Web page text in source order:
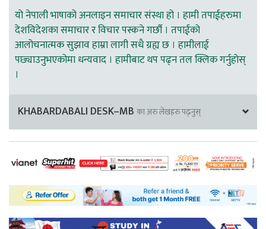
यो नेपाली भाषाको अनलाइन समाचार संस्था हो । हामी तपाईहरुमा
देशविदेशका समाचार र विचार पस्कने गर्छौ । तपाईको
आलोचनात्मक सुझाव हाम्रा लागी सधै ग्रह्य छ । हामीलाई
पछ्याउनुभएकोमा धन्यवाद । हामीबाट थप पढ्न तल क्लिक गर्नुहोस्
।
KHABARDABALI DESK–MB का अरु लेखहरु पढ्नुस्